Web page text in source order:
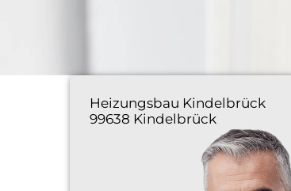
Heizungsbau Kindelbrück
99638 Kindelbrück